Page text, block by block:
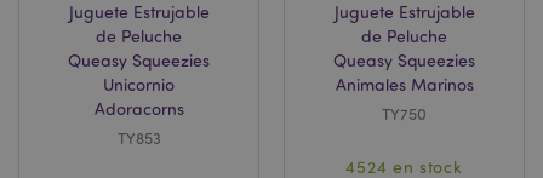
Juguete Estrujable
de Peluche
Queasy Squeezies
Unicornio
Adoracorns
TY853
Juguete Estrujable
de Peluche
Queasy Squeezies
Animales Marinos
TY750
4524 en stock